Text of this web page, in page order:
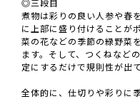
◎三段目
煮物は彩りの良い人参や春
に上部に盛り付けることが
菜の花などの季節の緑野菜
ます。そして、つくねなど
定にするだけで規則性が出
全体的に、仕切りや彩りに